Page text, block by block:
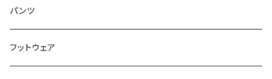
パンツ
フットウェア